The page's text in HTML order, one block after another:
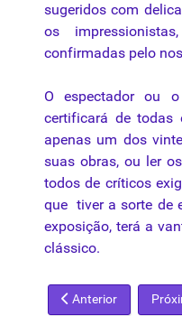
sugeridos com
os
confirmadas pelo
O espectador ou o
certificará de todas
apenas um dos
suas obras, ou ler
todos de críticos
que tiver a sorte de
exposição, terá a
clássico.
Artigo anterior:
Anterior